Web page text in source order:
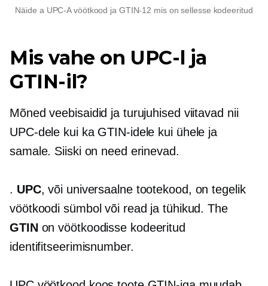
Näide a UPC-Avöötkood ja GTIN-12 mis on sellesse kodeeritud
Mis vahe on UPC-l ja
GTIN-il?
Mõned veebisaidid ja turujuhised viitavad nii
UPC-dele kui ka GTIN-idele kui ühele ja
samale. Siiski on need erinevad.
. UPC, või universaalne tootekood, on tegelik
vöötkoodi sümbol või read ja tühikud. The
GTINon vöötkoodisse kodeeritud
identifitseerimisnumber.